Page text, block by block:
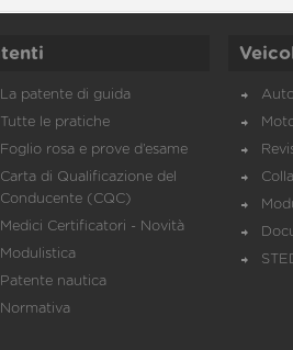
La patente di guida
Tutte le pratiche
Foglio rosa e prove d’esame
Carta di Qualificazione del
Conducente (CQC)
Medici Certificatori - Novità
Modulistica
Patente nautica
Normativa